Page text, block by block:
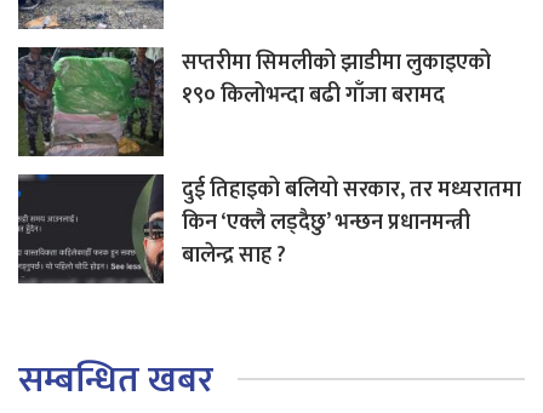
सप्तरीमा सिमलीको झाडीमा लुकाइएको
१९० किलोभन्दा बढी गाँजा बरामद
दुई तिहाइको बलियो सरकार, तर मध्यरातमा
किन ‘एक्लै लड्दैछु’ भन्छन प्रधानमन्त्री
बालेन्द्र साह ?
सम्बन्धित खबर